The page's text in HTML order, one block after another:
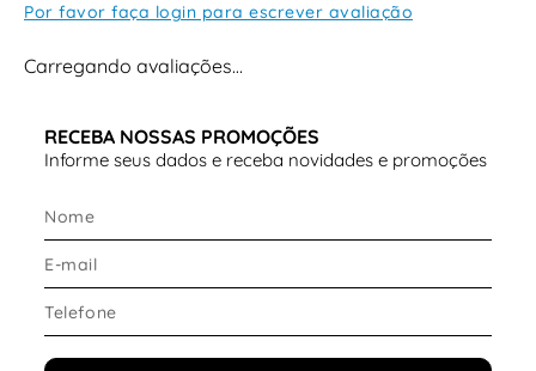
Por favor faça login para escrever avaliação
Carregando avaliações…
RECEBA NOSSAS PROMOÇÕES
Informe seus dados e receba novidades e promoções